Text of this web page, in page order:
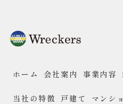
ホーム 会社案内 事業内容
当社の特徴 戸建て マンシ